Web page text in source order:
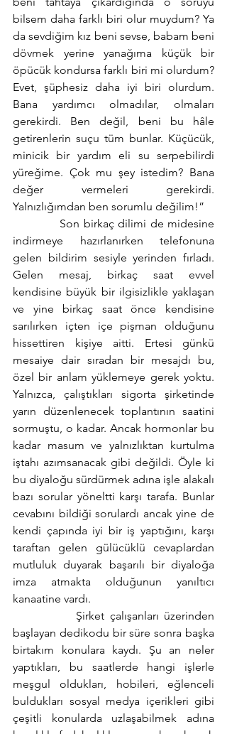
bilsem daha farklı biri olur muydum? Ya
da sevdiğim kız beni sevse, babam beni
dövmek yerine yanağıma küçük bir
öpücük kondursa farklı biri mi olurdum?
Evet, şüphesiz daha iyi biri olurdum.
Bana yardımcı olmadılar, olmaları
gerekirdi. Ben değil, beni bu hâle
getirenlerin suçu tüm bunlar. Küçücük,
minicik bir yardım eli su serpebilirdi
yüreğime. Çok mu şey istedim? Bana
değer vermeleri gerekirdi.
Yalnızlığımdan ben sorumlu değilim!”
indirmeye hazırlanırken telefonuna
gelen bildirim sesiyle yerinden fırladı.
Gelen mesaj, birkaç saat evvel
kendisine büyük bir ilgisizlikle yaklaşan
ve yine birkaç saat önce kendisine
sarılırken içten içe pişman olduğunu
hissettiren kişiye aitti. Ertesi günkü
mesaiye dair sıradan bir mesajdı bu,
özel bir anlam yüklemeye gerek yoktu.
Yalnızca, çalıştıkları sigorta şirketinde
yarın düzenlenecek toplantının saatini
sormuştu, o kadar. Ancak hormonlar bu
kadar masum ve yalnızlıktan kurtulma
iştahı azımsanacak gibi değildi. Öyle ki
bu diyaloğu sürdürmek adına işle alakalı
bazı sorular yöneltti karşı tarafa. Bunlar
cevabını bildiği sorulardı ancak yine de
kendi çapında iyi bir iş yaptığını, karşı
taraftan gelen gülücüklü cevaplardan
mutluluk duyarak başarılı bir diyaloğa
imza atmakta olduğunun yanıltıcı
kanaatine vardı.
başlayan dedikodu bir süre sonra başka
birtakım konulara kaydı. Şu an neler
yaptıkları, bu saatlerde hangi işlerle
meşgul oldukları, hobileri, eğlenceli
buldukları sosyal medya içerikleri gibi
çeşitli konularda uzlaşabilmek adına